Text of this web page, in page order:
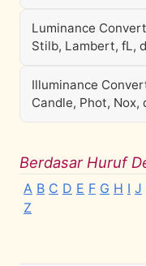
Luminance
Stilb, Lambert, fL,
Illuminance
Candle, Phot, Nox,
Berdasar Huruf
A B C D E F G H I J
Z